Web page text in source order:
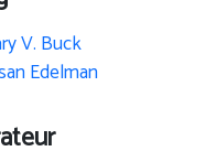
V. Buck
Edelman